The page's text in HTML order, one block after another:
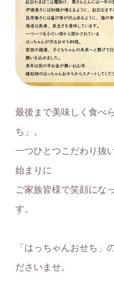
最後まで美味しく食べ
ち」。
一つひとつこだわり抜
始まりに
ご家族皆様で笑顔にな
す。
「はっちゃんおせち」
ださいませ。